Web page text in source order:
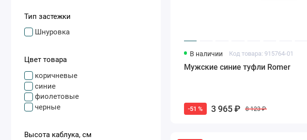
Тип застежки
Шнуровка
Цвет товара
коричневые
синие
фиолетовые
черные
Высота каблука, см
В наличии Код товара: 915764-01
Мужские синие туфли Romer
-51 % 3 965 ₽ 8 123 ₽